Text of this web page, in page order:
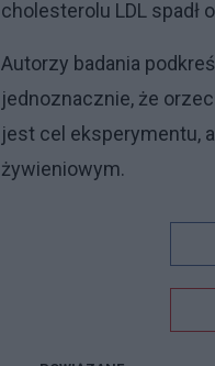
cholesterolu LDL spadł
Autorzy badania
jednoznacznie, że
jest cel eksperymentu,
żywieniowym.